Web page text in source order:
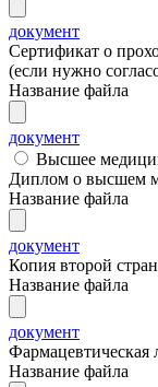
документ
Сертификат о
(если нужно
Название файла
документ
Высшее
Диплом о высшем
Название файла
документ
Копия второй
Название файла
документ
Фармацевтическая
Название файла